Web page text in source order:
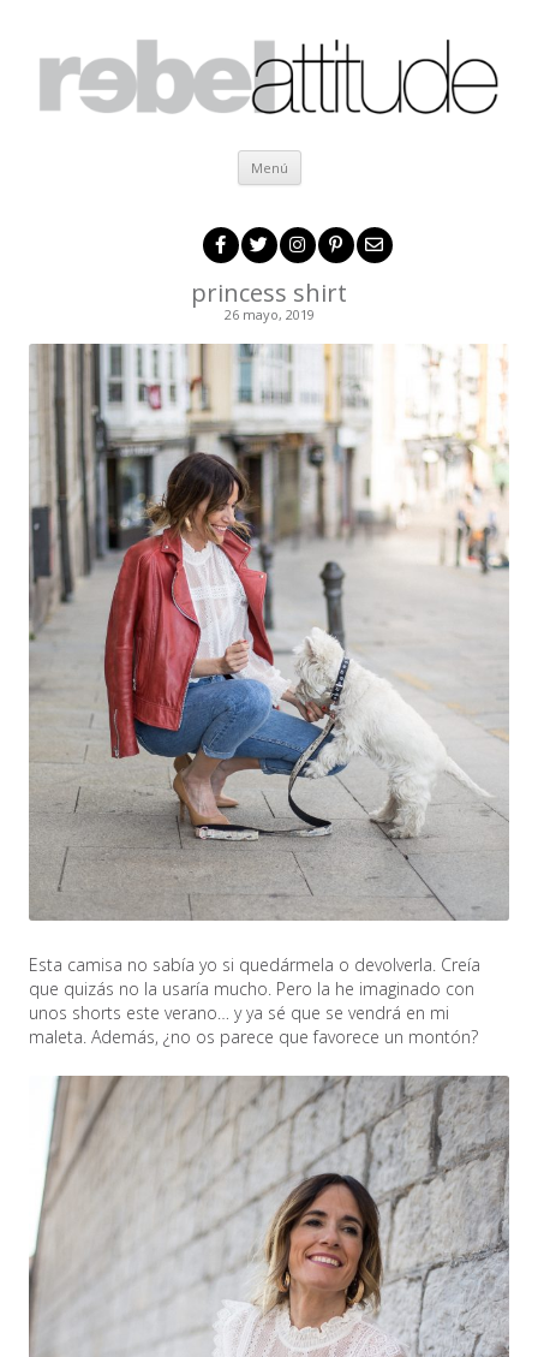
Menú Ir al contenido
princess shirt
26 mayo, 2019
Esta camisa no sabía yo si quedármela o devolverla. Creía
que quizás no la usaría mucho. Pero la he imaginado con
unos shorts este verano… y ya sé que se vendrá en mi
maleta. Además, ¿no os parece que favorece un montón?